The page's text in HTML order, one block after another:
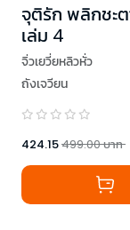
จุติรัก พลิกชะต
เล่ม 4
จิ่วเยวี่ยหลิวหั่ว
ถังเจวียน
424.15499.00บาท